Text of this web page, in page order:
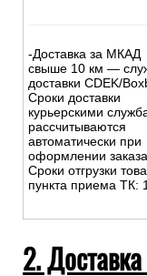
-Доставка за МКАД
свыше 10 км —
доставки CDEK/
Сроки доставки
курьерскими
рассчитываются
автоматически при
оформлении
Сроки отгрузки
пункта приема ТК:
2.